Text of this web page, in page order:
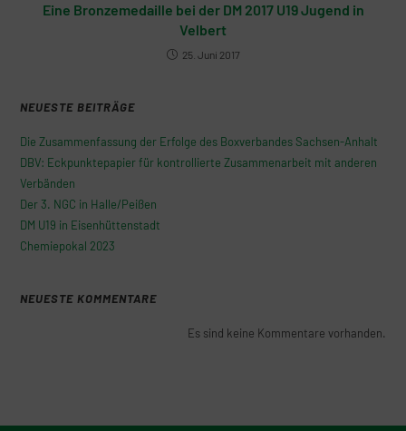
Eine Bronzemedaille bei der DM 2017 U19 Jugend in
Velbert
25. Juni 2017
NEUESTE BEITRÄGE
Die Zusammenfassung der Erfolge des Boxverbandes Sachsen-Anhalt
DBV: Eckpunktepapier für kontrollierte Zusammenarbeit mit anderen
Verbänden
Der 3. NGC in Halle/Peißen
DM U19 in Eisenhüttenstadt
Chemiepokal 2023
NEUESTE KOMMENTARE
Es sind keine Kommentare vorhanden.